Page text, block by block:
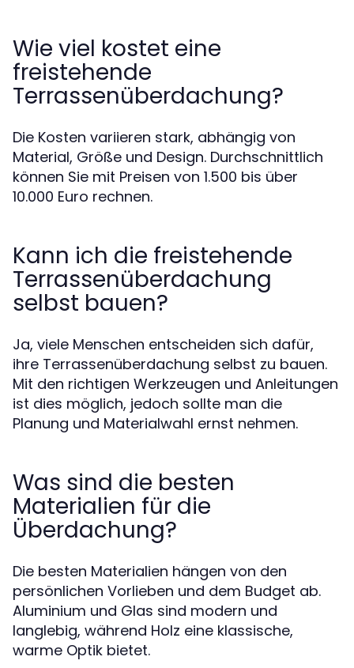
Wie viel kostet eine
freistehende
Terrassenüberdachung?
Die Kosten variieren stark, abhängig von
Material, Größe und Design. Durchschnittlich
können Sie mit Preisen von 1.500 bis über
10.000 Euro rechnen.
Kann ich die freistehende
Terrassenüberdachung
selbst bauen?
Ja, viele Menschen entscheiden sich dafür,
ihre Terrassenüberdachung selbst zu bauen.
Mit den richtigen Werkzeugen und Anleitungen
ist dies möglich, jedoch sollte man die
Planung und Materialwahl ernst nehmen.
Was sind die besten
Materialien für die
Überdachung?
Die besten Materialien hängen von den
persönlichen Vorlieben und dem Budget ab.
Aluminium und Glas sind modern und
langlebig, während Holz eine klassische,
warme Optik bietet.